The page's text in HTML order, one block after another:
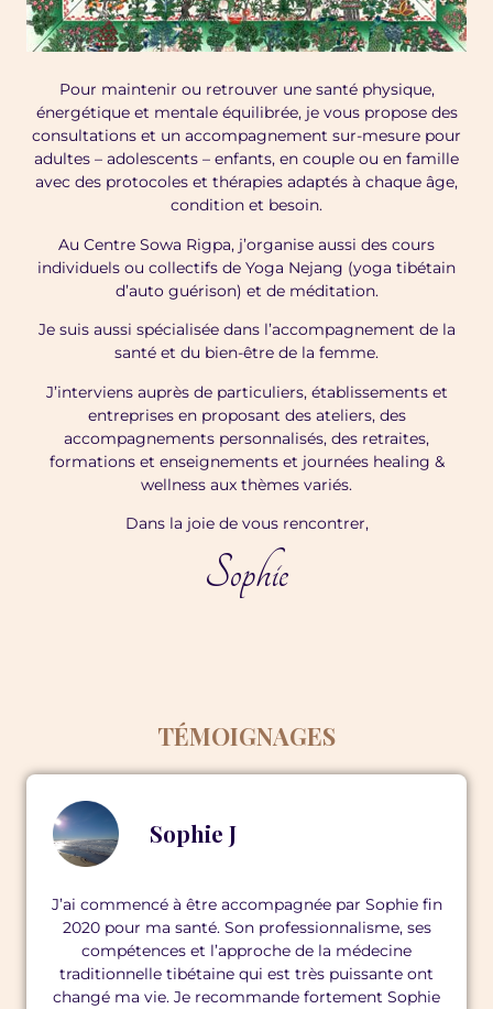
Pour maintenir ou retrouver une santé physique,
énergétique et mentale équilibrée, je vous propose des
consultations et un accompagnement sur-mesure pour
adultes – adolescents – enfants, en couple ou en famille
avec des protocoles et thérapies adaptés à chaque âge,
condition et besoin.
Au Centre Sowa Rigpa, j’organise aussi des cours
individuels ou collectifs de Yoga Nejang (yoga tibétain
d’auto guérison) et de méditation.
Je suis aussi spécialisée dans l’accompagnement de la
santé et du bien-être de la femme.
J’interviens auprès de particuliers, établissements et
entreprises en proposant des ateliers, des
accompagnements personnalisés, des retraites,
formations et enseignements et journées healing &
wellness aux thèmes variés.
Dans la joie de vous rencontrer,
Sophie
TÉMOIGNAGES
Sophie J
J’ai commencé à être accompagnée par Sophie fin
2020 pour ma santé. Son professionnalisme, ses
compétences et l’approche de la médecine
traditionnelle tibétaine qui est très puissante ont
changé ma vie. Je recommande fortement Sophie